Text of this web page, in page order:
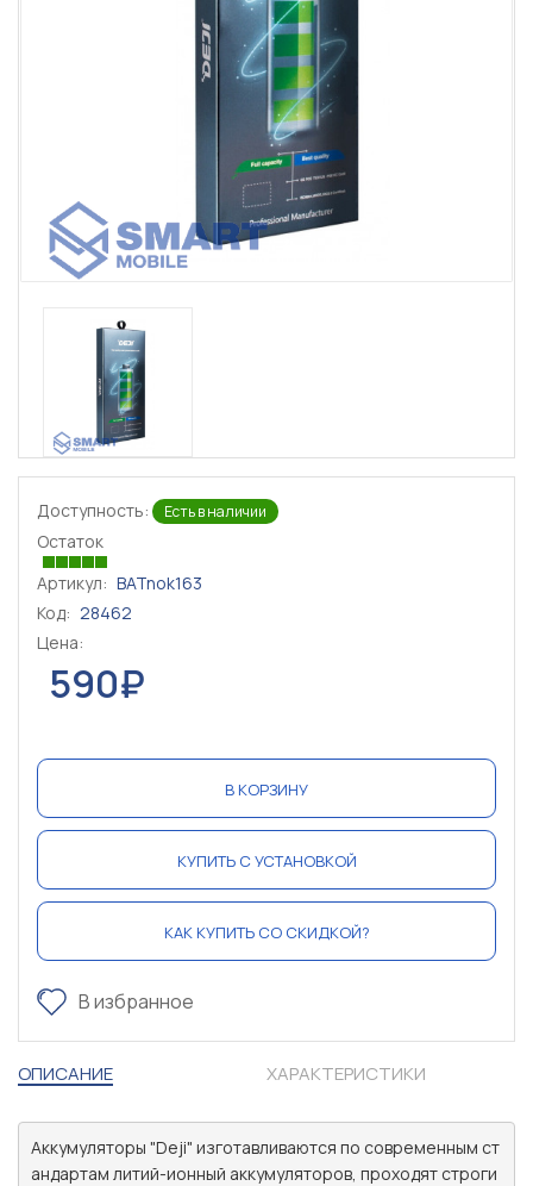
Доступность: Есть в наличии
Остаток
Артикул: BATnok163
Код: 28462
Цена:
590₽
В КОРЗИНУ
КУПИТЬ С УСТАНОВКОЙ
КАК КУПИТЬ СО СКИДКОЙ?
В избранное
ОПИСАНИЕ ХАРАКТЕРИСТИКИ
Аккумуляторы "Deji" изготавливаются по современным ст
андартам литий-ионный аккумуляторов, проходят строги